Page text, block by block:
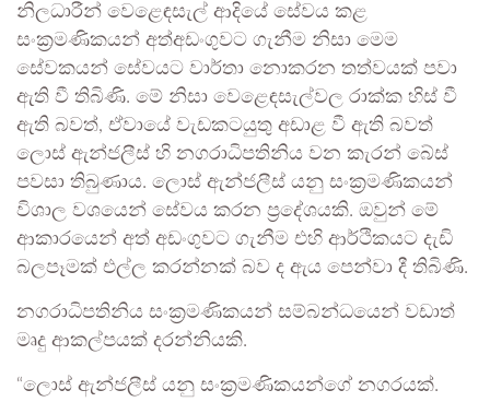
නිලධාරීන් වෙළෙඳසැල් ආදියේ සේවය කළ
සංක්‍රමණිකයන් අත්අඩංගුවට ගැනීම නිසා මෙම
සේවකයන් සේවයට වාර්තා නොකරන තත්වයක් පවා
ඇති වී තිබිණි. මේ නිසා වෙළෙඳසැල්වල රාක්ක හිස් වී
ඇති බවත්, ඒවායේ වැඩකටයුතු අඩාළ වී ඇති බවත්
ලොස් ඇන්ජලීස් හි නගරාධිපතිනිය වන කැරන් බේස්
පවසා තිබුණාය. ලොස් ඇන්ජලීස් යනු සංක්‍රමණිකයන්
විශාල වශයෙන් සේවය කරන ප්‍රදේශයකි. ඔවුන් මේ
ආකාරයෙන් අත් අඩංගුවට ගැනීම එහි ආර්ථිකයට දැඩි
බලපෑමක් එල්ල කරන්නක් බව ද ඇය පෙන්වා දී තිබිණි.
නගරාධිපතිනිය සංක්‍රමණිකයන් සම්බන්ධයෙන් වඩාත්
මෘදු ආකල්පයක් දරන්නියකි.
“ලොස් ඇන්ජලීස් යනු සංක්‍රමණිකයන්ගේ නගරයක්.